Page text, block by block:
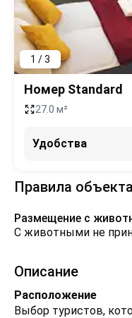
1 / 3
Номер Standard
27.0 м²
Удобства
Правила
Размещение с
С животными не
Описание
Расположение
Выбор туристов,